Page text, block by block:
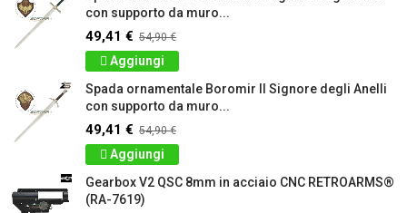
con supporto da muro...
49,41 € 54,90 €
Aggiungi
Spada ornamentale Boromir Il Signore degli Anelli
con supporto da muro...
49,41 € 54,90 €
Aggiungi
Gearbox V2 QSC 8mm in acciaio CNC RETROARMS®
(RA-7619)